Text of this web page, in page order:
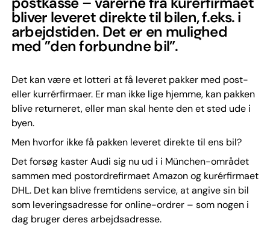
bliver leveret direkte til bilen, f.eks. i
arbejdstiden. Det er en mulighed
med ”den forbundne bil”.
Det kan være et lotteri at få leveret pakker med post-
eller kurrérfirmaer. Er man ikke lige hjemme, kan pakken
blive returneret, eller man skal hente den et sted ude i
byen.
Men hvorfor ikke få pakken leveret direkte til ens bil?
Det forsøg kaster Audi sig nu ud i i München-området
sammen med postordrefirmaet Amazon og kurérfirmaet
DHL. Det kan blive fremtidens service, at angive sin bil
som leveringsadresse for online-ordrer – som nogen i
dag bruger deres arbejdsadresse.